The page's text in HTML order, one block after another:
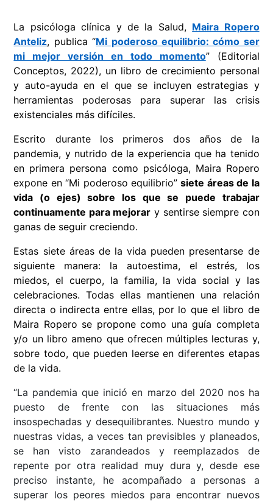
La psicóloga clínica y de la Salud, Maira Ropero
Anteliz, publica “Mi poderoso equilibrio: cómo ser
mi mejor versión en todo momento” (Editorial
Conceptos, 2022), un libro de crecimiento personal
y auto-ayuda en el que se incluyen estrategias y
herramientas poderosas para superar las crisis
existenciales más difíciles.
Escrito durante los primeros dos años de la
pandemia, y nutrido de la experiencia que ha tenido
en primera persona como psicóloga, Maira Ropero
expone en “Mi poderoso equilibrio”siete áreas de la
vida (o ejes) sobre los que se puede trabajar
continuamente para mejorar y sentirse siempre con
ganas de seguir creciendo.
Estas siete áreas de la vida pueden presentarse de
siguiente manera: la autoestima, el estrés, los
miedos, el cuerpo, la familia, la vida social y las
celebraciones. Todas ellas mantienen una relación
directa o indirecta entre ellas, por lo que el libro de
Maira Ropero se propone como una guía completa
y/o un libro ameno que ofrecen múltiples lecturas y,
sobre todo, que pueden leerse en diferentes etapas
de la vida.
“La pandemia que inició en marzo del 2020 nos ha
puesto de frente con las situaciones más
insospechadas y desequilibrantes. Nuestro mundo y
nuestras vidas, a veces tan previsibles y planeados,
se han visto zarandeados y reemplazados de
repente por otra realidad muy dura y, desde ese
preciso instante, he acompañado a personas a
superar los peores miedos para encontrar nuevos